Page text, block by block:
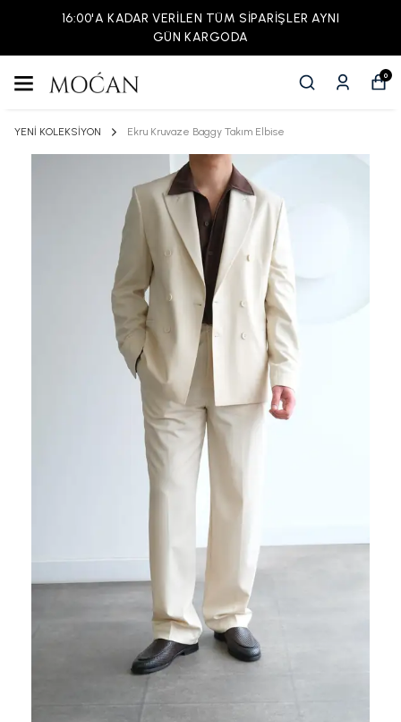
16:00'A KADAR VERİLEN TÜM SİPARİŞLER AYNI
GÜN KARGODA
0
YENİ KOLEKSİYON Ekru Kruvaze Baggy Takım Elbise